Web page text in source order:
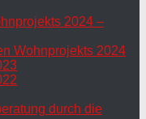
2024 –
Wohnprojekts 2024
durch die